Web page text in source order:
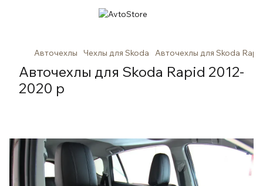
Авточехлы Чехлы для Skoda Авточехлы для Skoda
Авточехлы для Skoda Rapid 2012-
2020 р